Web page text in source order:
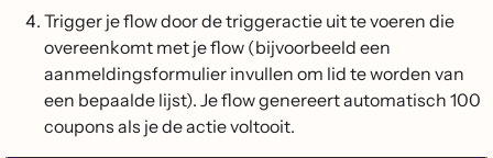
Trigger je flow door de triggeractie uit te voeren die
overeenkomt met je flow (bijvoorbeeld een
aanmeldingsformulier invullen om lid te worden van
een bepaalde lijst). Je flow genereert automatisch 100
coupons als je de actie voltooit.